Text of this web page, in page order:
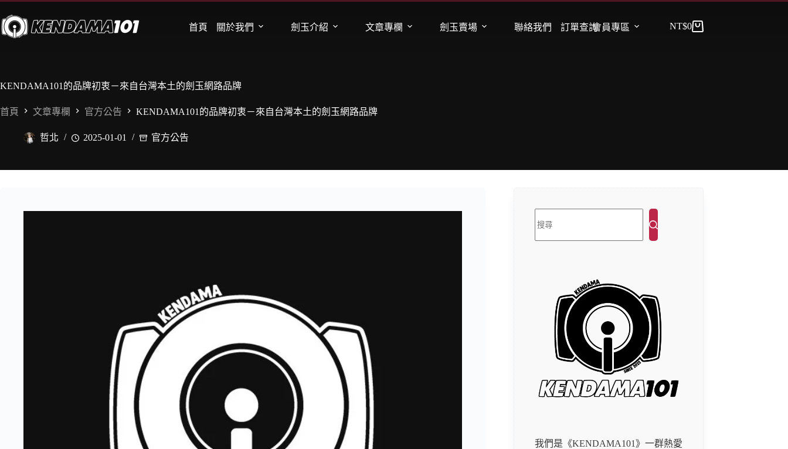
首頁 關於我們 劍玉介紹 文章專欄 劍玉賣場 聯絡我們 訂單查詢會員專區 NT$0
KENDAMA101的品牌初衷－來自台灣本土的劍玉網路品牌
首頁 文章專欄 官方公告 KENDAMA101的品牌初衷－來自台灣本土的劍玉網路品牌
哲北 2025-01-01 官方公告
我們是《KENDAMA101》一群熱愛